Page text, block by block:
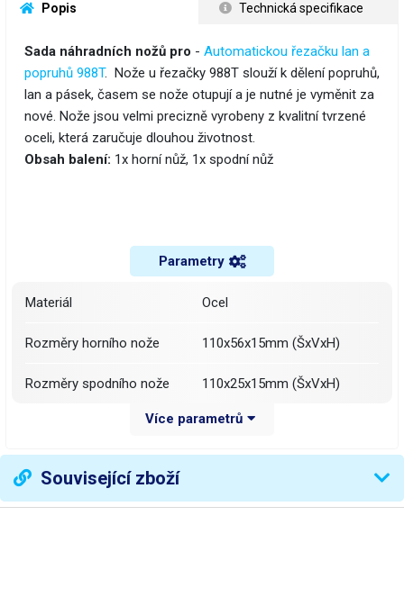
Popis Technická specifikace
Sada náhradních nožů pro - Automatickou řezačku lan a
popruhů 988T. Nože u řezačky 988T slouží k dělení popruhů,
lan a pásek, časem se nože otupují a je nutné je vyměnit za
nové. Nože jsou velmi precizně vyrobeny z kvalitní tvrzené
oceli, která zaručuje dlouhou životnost.
Obsah balení: 1x horní nůž, 1x spodní nůž
Parametry
Materiál Ocel
Rozměry horního nože 110x56x15mm (ŠxVxH)
Rozměry spodního nože 110x25x15mm (ŠxVxH)
(oba nože) 560g
Více parametrů
Související zboží